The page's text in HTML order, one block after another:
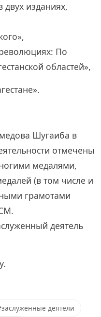
изданиях,
По
областей»,
Шугаиба в
отмечены
медалями,
(в том числе и
грамотами
деятель
деятели